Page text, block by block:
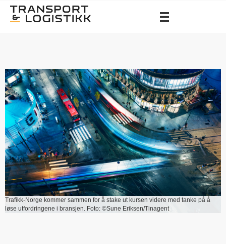
Trafikk-Norge kommer sammen for å stake ut kursen videre med tanke på å
løse utfordringene i bransjen. Foto: ©Sune Eriksen/Tinagent